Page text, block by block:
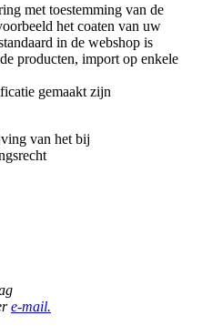
met toestemming van de
het coaten van uw
in de webshop is
producten, import op enkele
gemaakt zijn
van het bij
e-mail.